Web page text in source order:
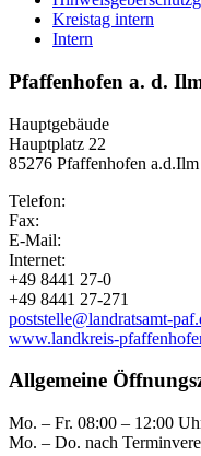
Kreistag intern
Intern
Pfaffenhofen a. d.
Hauptgebäude
Hauptplatz 22
85276 Pfaffenhofen a.d.Ilm
Telefon:
Fax:
E-Mail:
Internet:
+49 8441 27-0
+49 8441 27-271
poststelle@landratsamt-
www.landkreis-
Allgemeine
Mo. – Fr. 08:00 – 12:00
Mo. – Do. nach